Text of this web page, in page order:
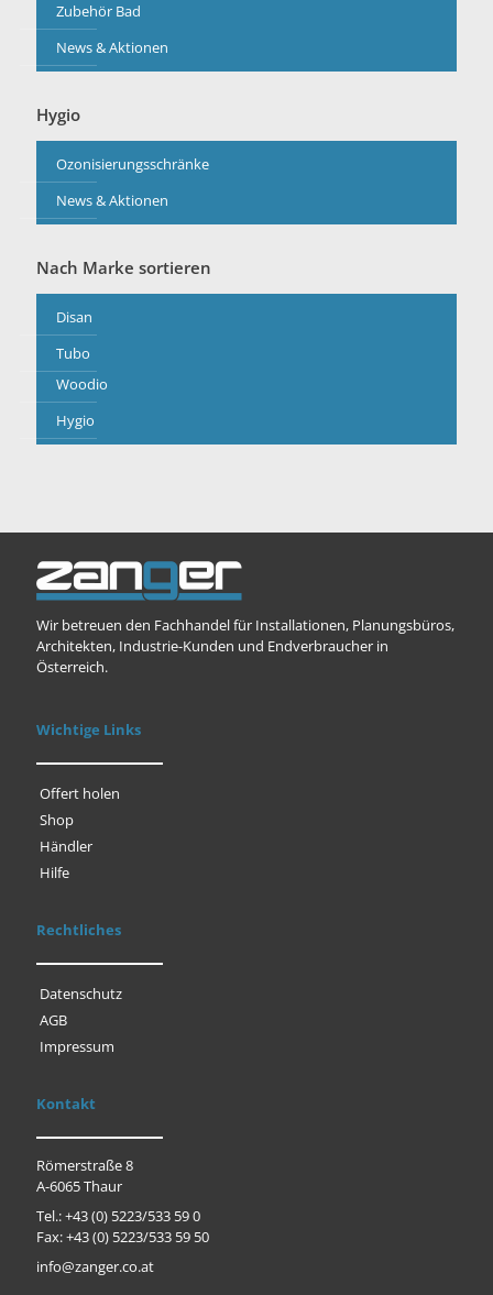
Zubehör Bad
News & Aktionen
Hygio
Ozonisierungsschränke
News & Aktionen
Nach Marke sortieren
Disan
Tubo
Woodio
Hygio
Wir betreuen den Fachhandel für Installationen, Planungsbüros,
Architekten, Industrie-Kunden und Endverbraucher in
Österreich.
Wichtige Links
Offert holen
Shop
Händler
Hilfe
Rechtliches
Datenschutz
AGB
Impressum
Kontakt
Römerstraße 8
A-6065 Thaur
Tel.: +43 (0) 5223/533 59 0
Fax: +43 (0) 5223/533 59 50
info@zanger.co.at